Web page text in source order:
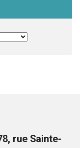
rue Sainte-